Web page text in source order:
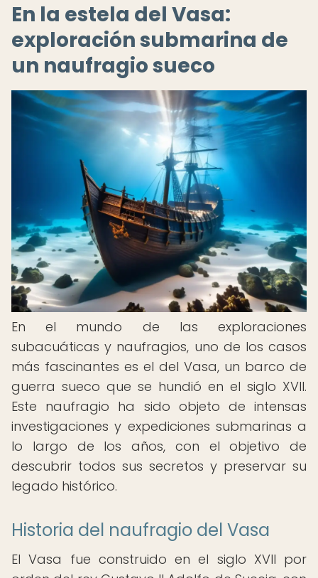
En la estela del Vasa:
exploración submarina de
un naufragio sueco
En el mundo de las exploraciones
subacuáticas y naufragios, uno de los casos
más fascinantes es el del Vasa, un barco de
guerra sueco que se hundió en el siglo XVII.
Este naufragio ha sido objeto de intensas
investigaciones y expediciones submarinas a
lo largo de los años, con el objetivo de
descubrir todos sus secretos y preservar su
legado histórico.
Historia del naufragio del Vasa
El Vasa fue construido en el siglo XVII por